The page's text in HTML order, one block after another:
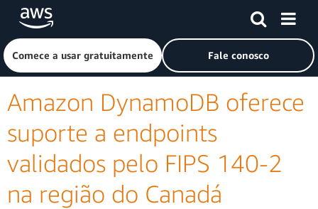
Pular para o conteúdo principal
Clique aqui para voltar à página inicial da Amazon Web
Comece a usar gratuitamente Fale conosco
Amazon DynamoDB oferece
suporte a endpoints
validados pelo FIPS 140-2
na região do Canadá